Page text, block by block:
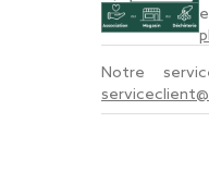
Notre